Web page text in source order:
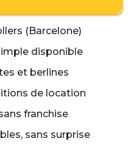
(Barcelone)
disponible
et berlines
de location
franchise
sans surprise